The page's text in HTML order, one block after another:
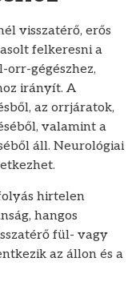
visszatérő, erős
felkeresni a
orr-gégészhez,
irányít. A
az orrjáratok,
valamint a
áll. Neurológiai
hirtelen
hangos
fül- vagy
az állon és a